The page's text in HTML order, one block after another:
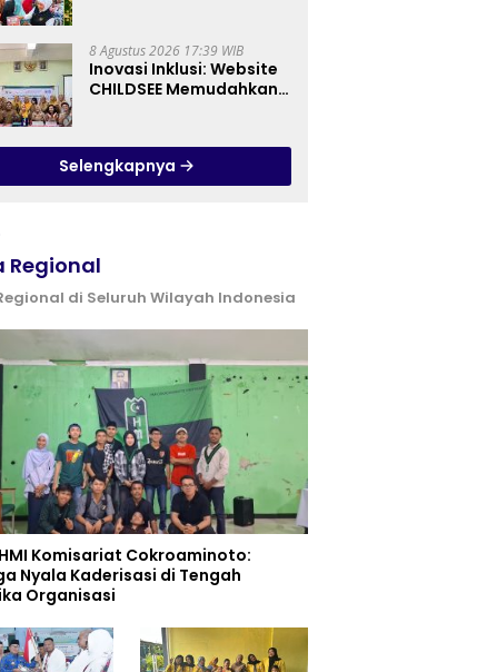
Pengendalian Harga
dan Jaga Daya Beli
8 Agustus 2026 17:39 WIB
Inovasi Inklusi: Website
CHILDSEE Memudahkan
Identifikasi Anak
Berkebutuhan Khusus
Selengkapnya
Regional
di Seluruh Wilayah Indonesia
HMI Komisariat Cokroaminoto:
Nyala Kaderisasi di Tengah
Organisasi